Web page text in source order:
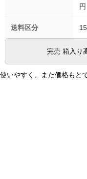
円
送料区分
完売 箱入り
使いやすく、また価格もと